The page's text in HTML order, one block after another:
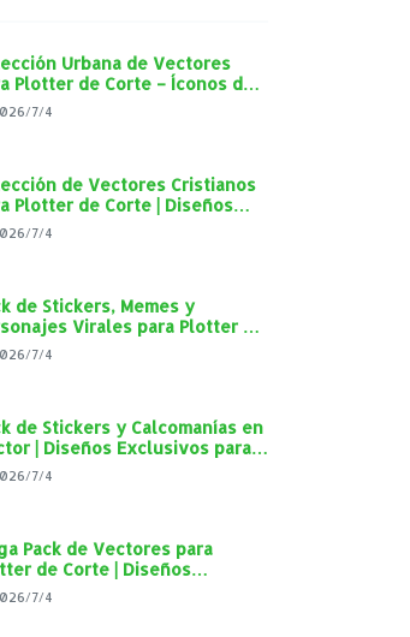
Urbana de Vectores
Plotter de Corte – Íconos del
Reggae y Cultura Street en
Calidad
7/4
de Vectores Cristianos
Plotter de Corte | Diseños
Vive", "Jesús Vive" y
de Guadalupe en Alta
7/4
de Stickers, Memes y
Virales para Plotter de
| Diseños en Alta Calidad
7/4
de Stickers y Calcomanías en
| Diseños Exclusivos para
de Corte y Personalización
7/4
Pack de Vectores para
de Corte | Diseños
para Personalización
7/4